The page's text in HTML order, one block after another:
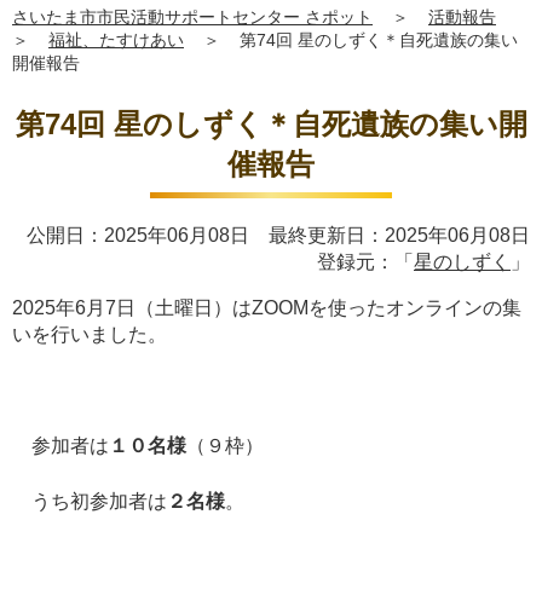
さいたま市市民活動サポートセンター さポット ＞
活動報告
＞
福祉、たすけあい ＞
第74回 星のしずく＊自死遺族の集い
開催報告
第74回 星のしずく＊自死遺族の集い開
催報告
公開日：2025年06月08日 最終更新日：2025年06月08日
登録元：「 星のしずく 」
2025年6月7日（土曜日）はZOOMを使ったオンラインの集
いを行いました。
参加者は １０名様 （９枠）
うち初参加者は ２名様。